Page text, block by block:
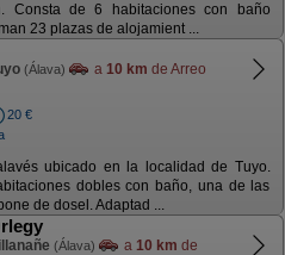
Consta de 6 habitaciones con baño
23 plazas de alojamient ...
(Álava) a 10 km de Arreo
20 €
ubicado en la localidad de Tuyo.
dobles con baño, una de las
de dosel. Adaptad ...
(Álava) a 10 km de